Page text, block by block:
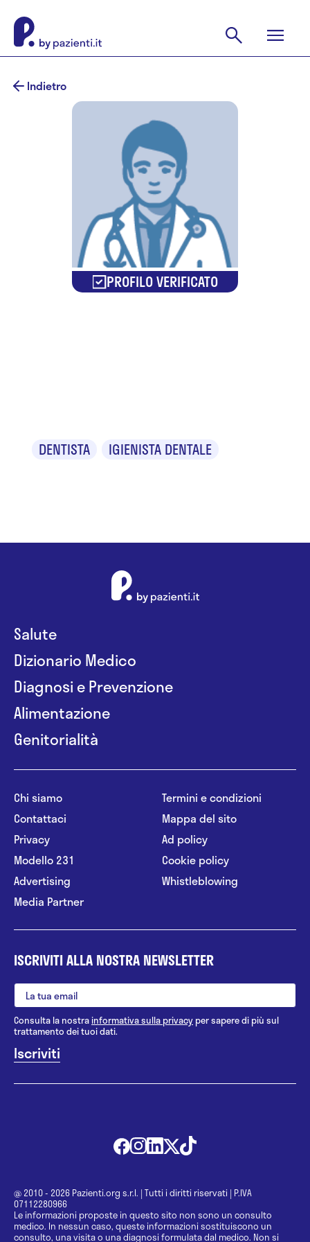
Indietro
PROFILO VERIFICATO
DENTISTA IGIENISTA DENTALE
Salute
Dizionario Medico
Diagnosi e Prevenzione
Alimentazione
Genitorialità
Chi siamo
Contattaci
Privacy
Modello 231
Advertising
Media Partner
Termini e condizioni
Mappa del sito
Ad policy
Cookie policy
Whistleblowing
ISCRIVITI ALLA NOSTRA NEWSLETTER
Consulta la nostrainformativa sulla privacy per sapere di più sul
trattamento dei tuoi dati.
@ 2010 - 2026 Pazienti.org s.r.l. | Tutti i diritti riservati | P.IVA
07112280966
Le informazioni proposte in questo sito non sono un consulto
medico. In nessun caso, queste informazioni sostituiscono un
consulto, una visita o una diagnosi formulata dal medico. Non si